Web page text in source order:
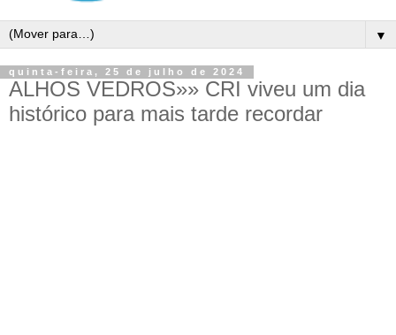
▼
quinta-feira, 25 de julho de 2024
ALHOS VEDROS»» CRI viveu um dia
histórico para mais tarde recordar